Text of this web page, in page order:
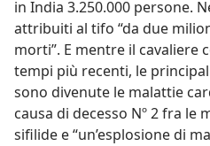
in India 3.250.000 persone.
attribuiti al tifo “da due
morti”. E mentre il cavaliere
tempi più recenti, le
sono divenute le malattie
causa di decesso Nº 2 fra le
sifilide e “un’esplosione di